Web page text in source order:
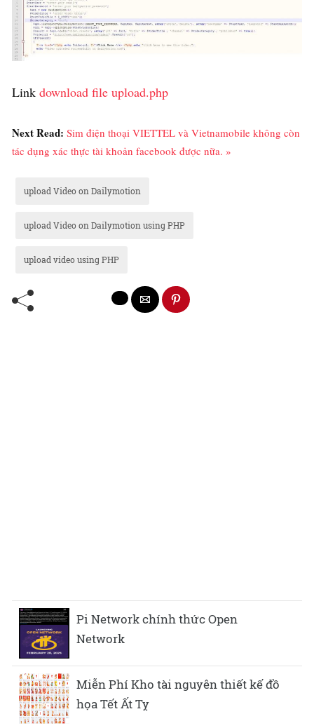
Link download file upload.php
Next Read: Sim điện thoại VIETTEL và Vietnamobile không còn
tác dụng xác thực tài khoản facebook được nữa. »
upload Video on Dailymotion
upload Video on Dailymotion using PHP
upload video using PHP
Pi Network chính thức Open
Network
Miễn Phí Kho tài nguyên thiết kế đồ
họa Tết Ất Tỵ